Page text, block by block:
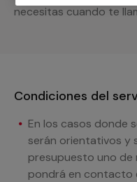
necesitas cuando te
Condiciones del
En los casos donde
serán orientativos y
presupuesto uno de
pondrá en contacto